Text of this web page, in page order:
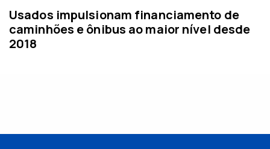
Usados impulsionam financiamento de
caminhões e ônibus ao maior nível desde
2018